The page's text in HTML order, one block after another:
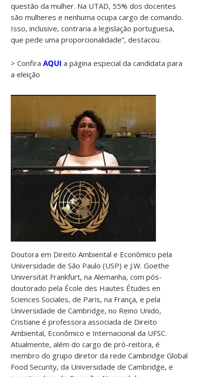
questão da mulher. Na UTAD, 55% dos docentes
são mulheres e nenhuma ocupa cargo de comando.
Isso, inclusive, contraria a legislação portuguesa,
que pede uma proporcionalidade”, destacou.
> ConfiraAQUI a página especial da candidata para
a eleição
Doutora em Direito Ambiental e Econômico pela
Universidade de São Paulo (USP) e J.W. Goethe
Universität Frankfurt, na Alemanha, com pós-
doutorado pela École des Hautes Études en
Sciences Sociales, de Paris, na França, e pela
Universidade de Cambridge, no Reino Unido,
Cristiane é professora associada de Direito
Ambiental, Econômico e Internacional da UFSC.
Atualmente, além do cargo de pró-reitora, é
membro do grupo diretor da rede Cambridge Global
Food Security, da Universidade de Cambridge, e